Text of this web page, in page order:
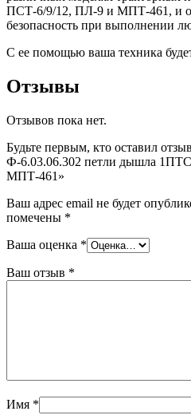
ПСТ-6/9/12, ПЛ-9 и МПТ-461, и
безопасность при выполнении
С ее помощью ваша техника
Отзывы
Отзывов пока нет.
Будьте первым, кто оставил
Ф-6.03.06.302 петли дышла
МПТ-461»
Ваш адрес email не будет
помечены *
Ваша оценка *
Ваш отзыв *
Имя *